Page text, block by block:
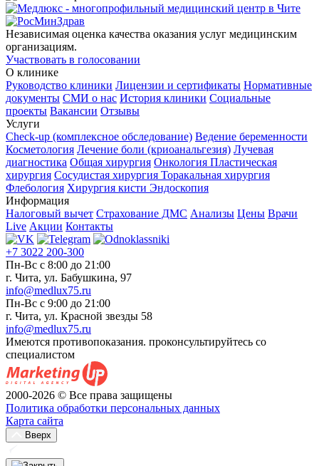
Независимая оценка качества оказания услуг медицинским
организациям.
Участвовать в голосовании
О клинике
Руководство клиники Лицензии и сертификаты Нормативные
документы СМИ о нас История клиники Социальные
проекты Вакансии Отзывы
Услуги
Check-up (комплексное обследование) Ведение беременности
Косметология Лечение боли (криоанальгезия) Лучевая
диагностика Общая хирургия Онкология Пластическая
хирургия Сосудистая хирургия Торакальная хирургия
Флебология Хирургия кисти Эндоскопия
Информация
Налоговый вычет Страхование ДМС Анализы Цены Врачи
Live Акции Контакты
+7 3022 200-300
Пн-Вс с 8:00 до 21:00
г. Чита, ул. Бабушкина, 97
info@medlux75.ru
Пн-Вс с 9:00 до 21:00
г. Чита, ул. Красной звезды 58
info@medlux75.ru
Имеются противопоказания. проконсультируйтесь со
специалистом
2000-2026 © Все права защищены
Политика обработки персональных данных
Карта сайта
Вверх